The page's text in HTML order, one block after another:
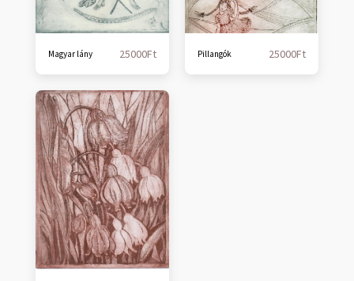
Magyar lány 25000Ft Pillangók 25000Ft